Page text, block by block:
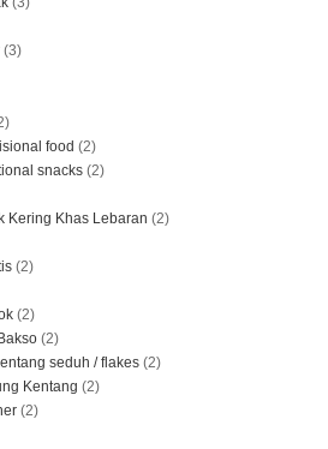
(3)
food (2)
snacks (2)
Kering Khas Lebaran (2)
(2)
(2)
(2)
seduh / flakes (2)
Kentang (2)
(2)